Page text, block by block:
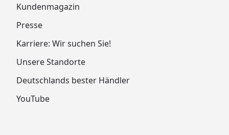
Kundenmagazin
Presse
Karriere: Wir suchen Sie!
Unsere Standorte
Deutschlands bester Händler
YouTube